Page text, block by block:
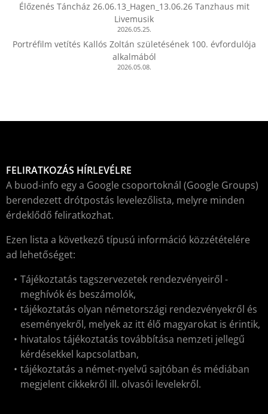
Élőzenés Táncház 26.06.13_Hagen_13.06.26 Tanzhaus mit
Livemusik
2026.05.25.
Portréfilm vetítés Kallós Zoltán születésének 100. évfordulója
alkalmából
2026.05.08.
FELIRATKOZÁS HÍRLEVÉLRE
A buod-info egy a Google csoportoknál (Google Groups)
berendezett drótpostás levelezőlista, melyre minden
érdeklődő feliratkozhat.
Ezen lista a következő típusú információ közzétételére
ad lehetőséget:
Tájékoztatás tagszervezetek rendezvényeiről -
meghívók és beszámolók,
tájékoztatás olyan németországi rendezvényekről és
eseményekről, melyek az itt élő magyarokat is érintik,
hivatalos tájékoztatás továbbítása nemzeti jellegű
kérdésekkel kapcsolatban,
tájékoztatás a német-nyelvű sajtóban és médiában
megjelent cikkekről ill. olvasói levelekről.